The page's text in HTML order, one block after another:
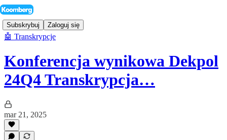
Subskrybuj Zaloguj się
🤖 Transkrypcje
Konferencja wynikowa Dekpol
24Q4 Transkrypcja…
mar 21, 2025